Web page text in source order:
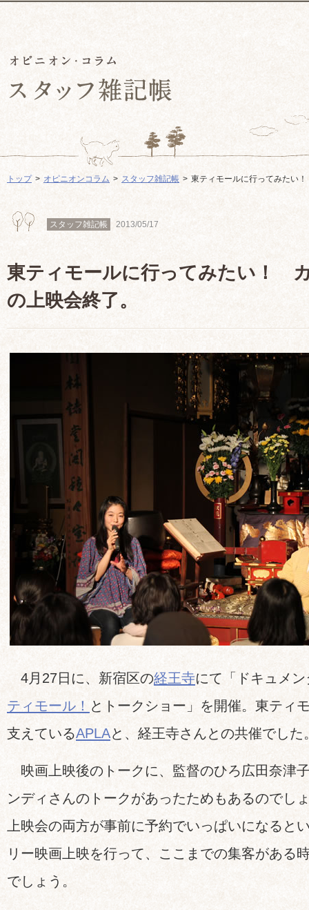
トップ オピニオンコラム スタッフ雑記帳 東ティモールに行ってみたい
スタッフ雑記帳 2013/05/17
東ティモールに行ってみたい！
の上映会終了。
4月27日に、新宿区の経王寺にて「ドキュメ
ティモール！ とトークショー」を開催。東ティ
支えているAPLAと、経王寺さんとの共催でした
映画上映後のトークに、監督のひろ広田奈津
ンディさんのトークがあったためもあるのでし
上映会の両方が事前に予約でいっぱいになると
リー映画上映を行って、ここまでの集客がある
でしょう。